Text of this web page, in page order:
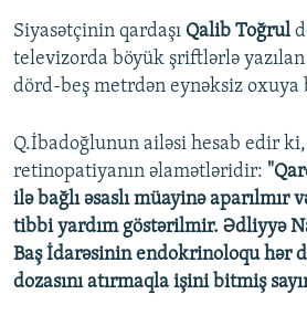
Siyasətçinin qardaşı Qalib Toğrul
televizorda böyük şriftlərlə
dörd-beş metrdən eynəksiz oxuya
Q.İbadoğlunun ailəsi hesab edir
retinopatiyanın əlamətləridir:
ilə bağlı əsaslı müayinə aparılmır
tibbi yardım göstərilmir. Ədliyyə
Baş İdarəsinin endokrinoloqu hər
dozasını atırmaqla işini bitmiş